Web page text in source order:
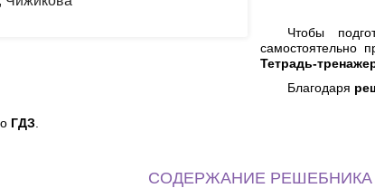
Чтобы
самостоятельно
Тетрадь-
Благодаря
ГДЗ
СОДЕРЖАНИЕ РЕШЕБНИКА